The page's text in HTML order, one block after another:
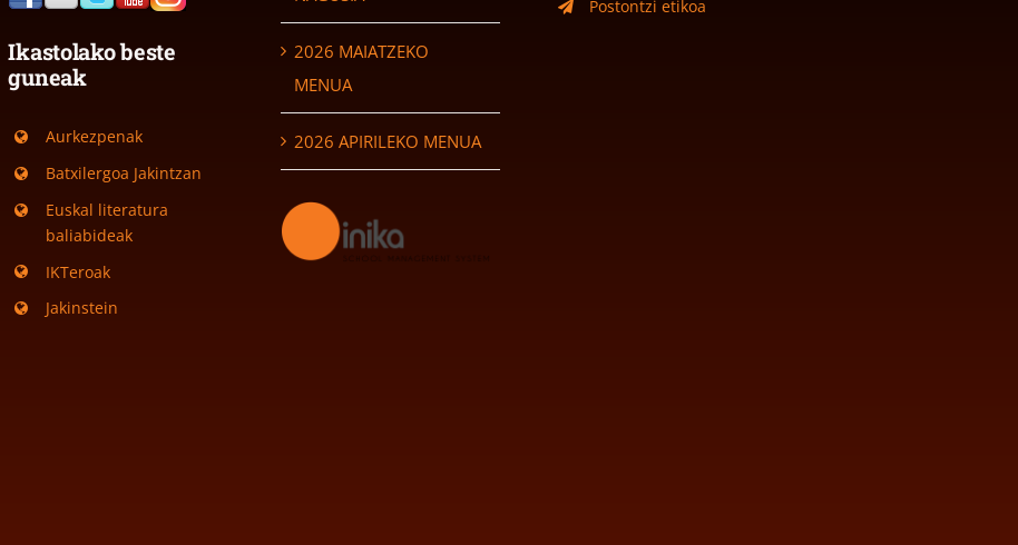
Ikastolako beste
guneak
Aurkezpenak
Batxilergoa Jakintzan
Euskal literatura
baliabideak
IKTeroak
Jakinstein
2026 MAIATZEKO
MENUA
2026 APIRILEKO MENUA
Postontzi etikoa